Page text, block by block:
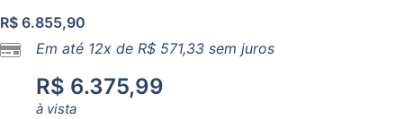
R$6.855,90
Em até 12x de R$571,33sem juros
R$ 6.375,99
à vista